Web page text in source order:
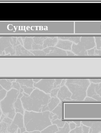
Существа